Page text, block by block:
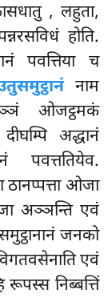
, लहुता,
होति.
पवत्तिया च
नाम
ओजट्ठमकं
अद्धानं
पवत्ततियेव.
ठानप्पत्ता ओजा
अञ्ञन्ति एवं
जनको
एवं
रूपस्स निब्बत्तिं